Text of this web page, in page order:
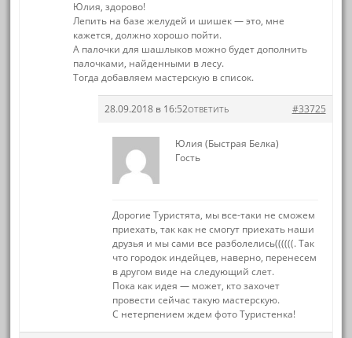
Юлия, здорово!
Лепить на базе желудей и шишек — это, мне
кажется, должно хорошо пойти.
А палочки для шашлыков можно будет дополнить
палочками, найденными в лесу.
Тогда добавляем мастерскую в список.
28.09.2018 в 16:52 #33725
ОТВЕТИТЬ
Юлия (Быстрая Белка)
Гость
Дорогие Туристята, мы все-таки не сможем
приехать, так как не смогут приехать наши
друзья и мы сами все разболелись((((((. Так
что городок индейцев, наверно, перенесем
в другом виде на следующий слет.
Пока как идея — может, кто захочет
провести сейчас такую мастерскую.
С нетерпением ждем фото Туристенка!